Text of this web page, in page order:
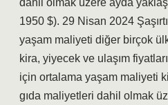
dahil olmak üzere ayda
1950 $). 29 Nisan 2024
yaşam maliyeti diğer birçok
kira, yiyecek ve ulaşım
için ortalama yaşam maliyeti
gıda maliyetleri dahil olmak